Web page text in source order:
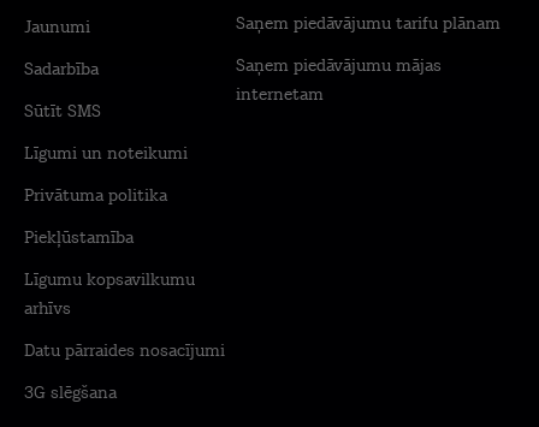
Jaunumi
Sadarbība
Sūtīt SMS
Līgumi un noteikumi
Privātuma politika
Piekļūstamība
Līgumu kopsavilkumu
arhīvs
Datu pārraides nosacījumi
3G slēgšana
Saņem piedāvājumu tarifu plānam
Saņem piedāvājumu mājas
internetam